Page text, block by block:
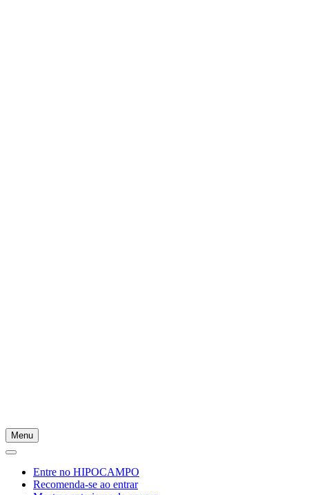
Menu
Entre no HIPOCAMPO
Recomenda-se ao entrar